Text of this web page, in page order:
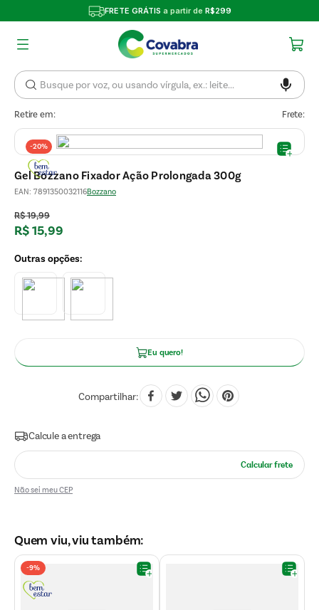
FRETE GRÁTIS a partir de R$299
Retire em: Frete:
-20%
Gel Bozzano Fixador Ação Prolongada 300g
EAN: 7891350032116Bozzano
R$19,99
R$15,99
Eu quero!
Compartilhar
Não sei meu CEP
Quem viu, viu também:
-9%